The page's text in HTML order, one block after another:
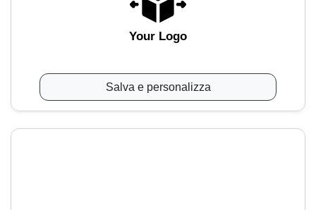
Your Logo
Salva e personalizza